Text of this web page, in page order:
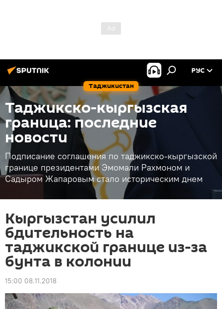
Таджикистан
РУС
Таджикско-кыргызская
граница: последние
новости
Подписание соглашения по таджикско-кыргызской
границе президентами Эмомали Рахмоном и
Садыром Жапаровым стало историческим днем
Кыргызстан усилил
бдительность на
таджикской границе из-за
бунта в колонии
15:00 08.11.2018